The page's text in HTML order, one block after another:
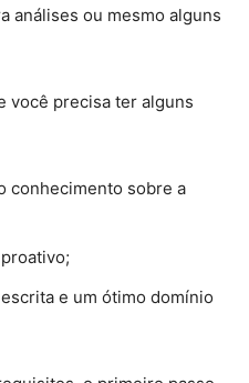
análises ou mesmo alguns
você precisa ter alguns
conhecimento sobre a
e um ótimo domínio